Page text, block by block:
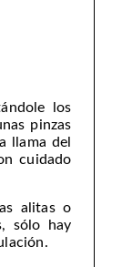
los
pinzas
llama del
cuidado
alitas o
sólo hay